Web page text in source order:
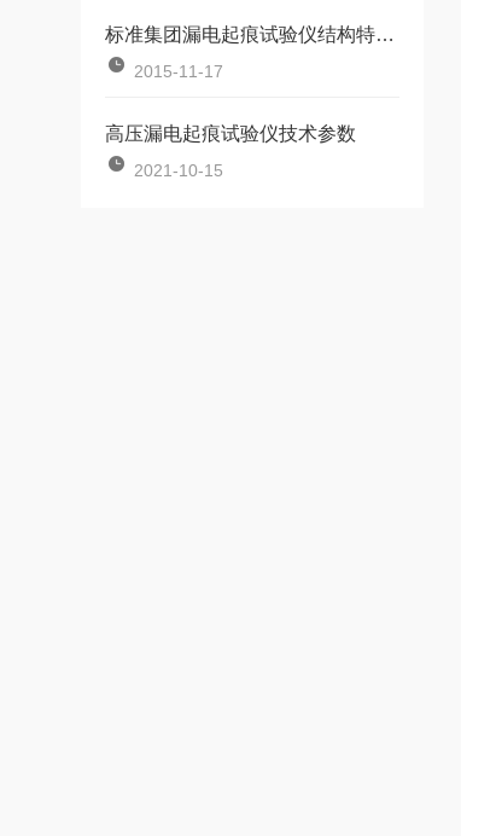
标准集团漏电起痕试验仪结构特点分析
2015-11-17
高压漏电起痕试验仪技术参数
2021-10-15